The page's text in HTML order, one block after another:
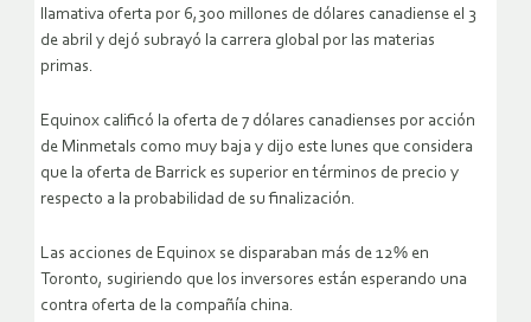
llamativa oferta por 6,300 millones de dólares canadiense el 3
de abril y dejó subrayó la carrera global por las materias
primas.
Equinox calificó la oferta de 7 dólares canadienses por acción
de Minmetals como muy baja y dijo este lunes que considera
que la oferta de Barrick es superior en términos de precio y
respecto a la probabilidad de su finalización.
Las acciones de Equinox se disparaban más de 12% en
Toronto, sugiriendo que los inversores están esperando una
contra oferta de la compañía china.